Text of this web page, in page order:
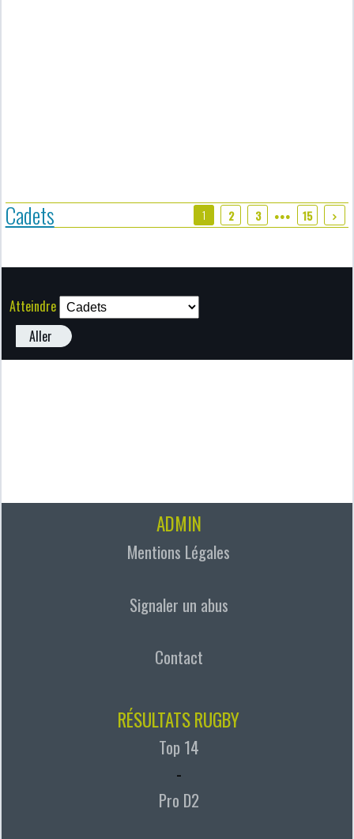
Cadets 1 2 3 ●●● 15
Atteindre
Aller
ADMIN
Mentions Légales
Signaler un abus
Contact
RÉSULTATS RUGBY
Top 14
-
Pro D2